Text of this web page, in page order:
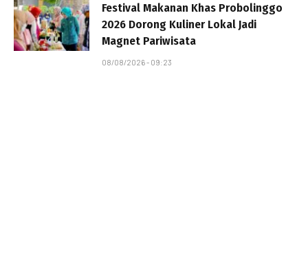
Festival Makanan Khas Probolinggo
2026 Dorong Kuliner Lokal Jadi
Magnet Pariwisata
08/08/2026 - 09:23